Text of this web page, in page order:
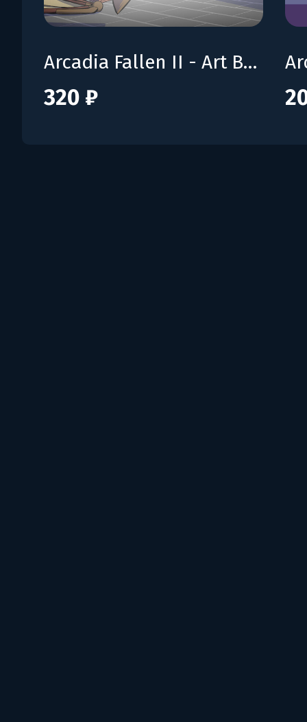
Arcadia Fallen II - Art Book
320 ₽